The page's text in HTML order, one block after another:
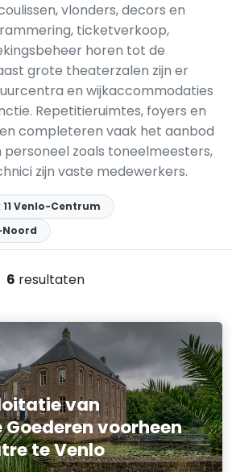
vlonders, decors en
ticketverkoop,
horen tot de
grote theaterzalen zijn er
en wijkaccommodaties
Repetitieruimtes, foyers en
completeren vaak het aanbod
personeel zoals toneelmeesters,
zijn vaste medewerkers.
11 Venlo-Centrum
Noord
6 resultaten
van
voorheen
te Venlo